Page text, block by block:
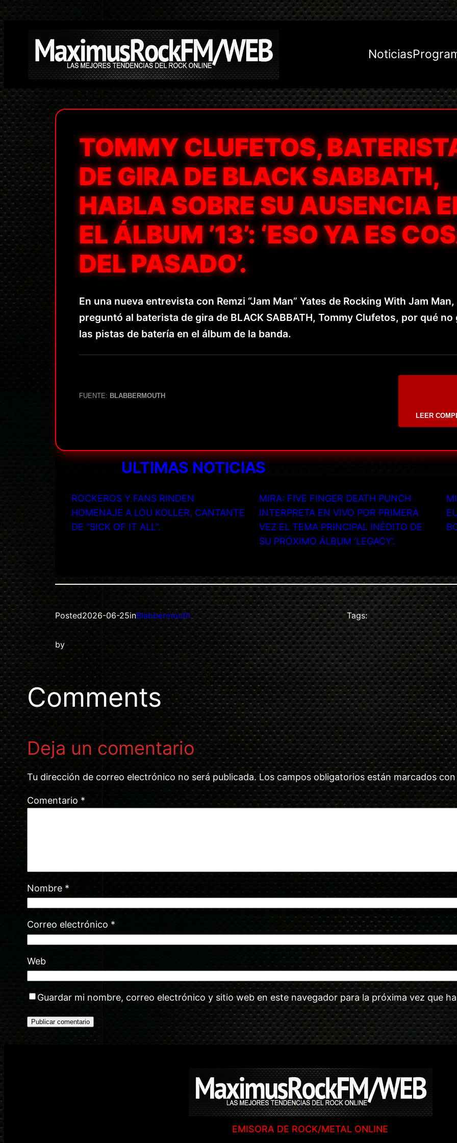
Saltar
contenido
Noticias
TOMMY CLUFETOS,
DE GIRA DE BLACK SABBATH,
HABLA SOBRE SU AUSENCIA
EL ÁLBUM ’13’: ‘ESO YA ES
DEL PASADO’.
En una nueva entrevista con Remzi “Jam Man” Yates de Rocking With Jam Man,
preguntó al baterista de gira de BLACK SABBATH, Tommy Clufetos, por qué no
las pistas de batería en el álbum de la banda.
FUENTE: BLABBERMOUTH
LEER
ULTIMAS NOTICIAS
ROCKEROS Y FANS RINDEN
HOMENAJE A LOU KOLLER, CANTANTE
DE “SICK OF IT ALL”.
MIRA: FIVE FINGER DEATH PUNCH
INTERPRETA EN VIVO POR PRIMERA
VEZ EL TEMA PRINCIPAL INÉDITO DE
SU PRÓXIMO ÁLBUM ‘LEGACY’.
Posted2026-06-25inBlabbermouth
by
Tags:
Comments
Deja un comentario
Tu dirección de correo electrónico no será publicada. Los campos obligatorios están marcados
Comentario *
Nombre *
Correo electrónico *
Web
Guardar mi nombre, correo electrónico y sitio web en este navegador para la próxima vez que
EMISORA DE ROCK/METAL ONLINE